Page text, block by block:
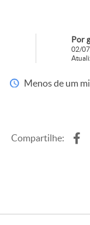
Por
02/
Menos de um
Compartilhe: